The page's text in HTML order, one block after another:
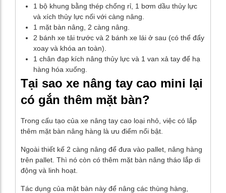
1 bộ khung bằng thép chống rỉ, 1 bơm dầu thủy lực
và xích thủy lực nối với càng nâng.
1 mặt bàn nâng, 2 càng nâng.
2 bánh xe tải trước và 2 bánh xe lái ở sau (có thể đẩy
xoay và khóa an toàn).
1 chân đạp kích nâng thủy lực và 1 van xả tay để hạ
hàng hóa xuống.
Tại sao xe nâng tay cao mini lại
có gắn thêm mặt bàn?
Trong cấu tạo của xe nâng tay cao loại nhỏ, việc có lắp
thêm mặt bàn nâng hàng là ưu điểm nổi bật.
Ngoài thiết kế 2 càng nâng để đưa vào pallet, nâng hàng
trên pallet. Thì nó còn có thêm mặt bàn nâng tháo lắp di
động và linh hoạt.
Tác dụng của mặt bàn này để nâng các thùng hàng,